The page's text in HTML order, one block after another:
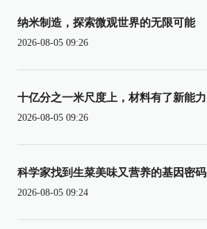
纳米制造，探索微观世界的无限可能
2026-08-05 09:26
十亿分之一米尺度上，材料有了新能力
2026-08-05 09:26
科学家找到生菜美味又营养的基因密码
2026-08-05 09:24